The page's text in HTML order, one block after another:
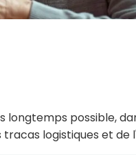
longtemps possible,
logistiques et de